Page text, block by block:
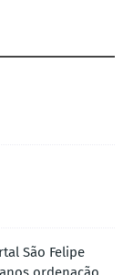
São Felipe